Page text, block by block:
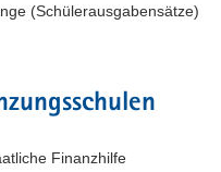
(Schülerausgabensätze)
Finanzhilfe